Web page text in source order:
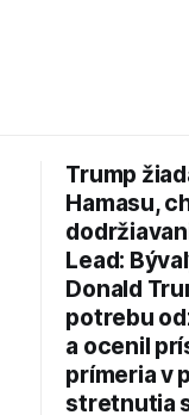
Trump
Hamasu,
Lead:
Donald
potrebu
a ocenil
prímeria v
stretnutia